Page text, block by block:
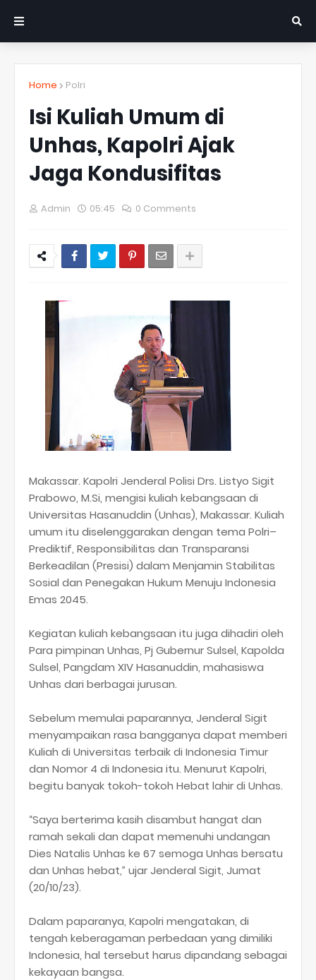
Home Polri
Isi Kuliah Umum di
Unhas, Kapolri Ajak
Jaga Kondusifitas
Admin 05:45 0 Comments
Makassar. Kapolri Jenderal Polisi Drs. Listyo Sigit
Prabowo, M.Si, mengisi kuliah kebangsaan di
Universitas Hasanuddin (Unhas), Makassar. Kuliah
umum itu diselenggarakan dengan tema Polri–
Prediktif, Responsibilitas dan Transparansi
Berkeadilan (Presisi) dalam Menjamin Stabilitas
Sosial dan Penegakan Hukum Menuju Indonesia
Emas 2045.
Kegiatan kuliah kebangsaan itu juga dihadiri oleh
Para pimpinan Unhas, Pj Gubernur Sulsel, Kapolda
Sulsel, Pangdam XIV Hasanuddin, mahasiswa
Unhas dari berbagai jurusan.
Sebelum memulai paparannya, Jenderal Sigit
menyampaikan rasa bangganya dapat memberi
Kuliah di Universitas terbaik di Indonesia Timur
dan Nomor 4 di Indonesia itu. Menurut Kapolri,
begitu banyak tokoh-tokoh Hebat lahir di Unhas.
“Saya berterima kasih disambut hangat dan
ramah sekali dan dapat memenuhi undangan
Dies Natalis Unhas ke 67 semoga Unhas bersatu
dan Unhas hebat,” ujar Jenderal Sigit, Jumat
(20/10/23).
Dalam paparanya, Kapolri mengatakan, di
tengah keberagaman perbedaan yang dimiliki
Indonesia, hal tersebut harus dipandang sebagai
kekayaan bangsa.